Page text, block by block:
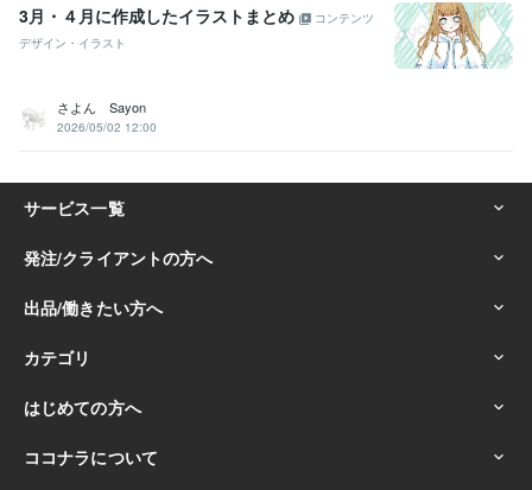
3月・４月に作成したイラストまとめ
コンテンツ
デザイン・イラスト
さよん Sayon
2026/05/02 12:00